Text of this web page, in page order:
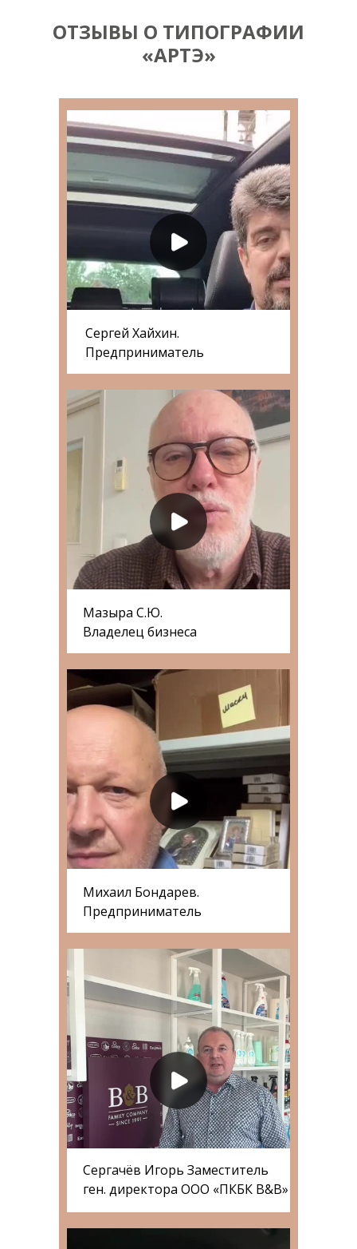
ОТЗЫВЫ О ТИПОГРАФИИ
«АРТЭ»
Сергей Хайхин.
Предприниматель
Мазыра С.Ю.
Владелец бизнеса
Михаил Бондарев.
Предприниматель
Сергачёв Игорь Заместитель
ген. директора ООО «ПКБК B&B»